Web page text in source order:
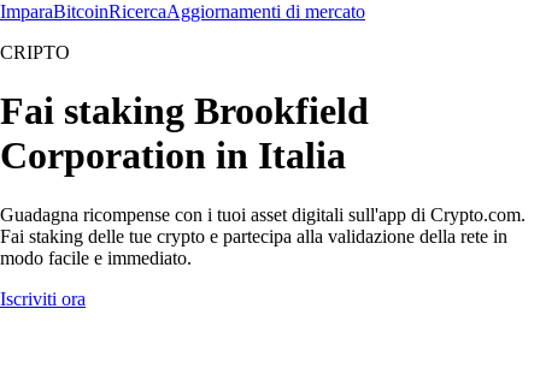
ImparaBitcoinRicercaAggiornamenti di mercato
CRIPTO
Fai staking Brookfield
Corporation in Italia
Guadagna ricompense con i tuoi asset digitali sull'app di Crypto.com.
Fai staking delle tue crypto e partecipa alla validazione della rete in
modo facile e immediato.
Iscriviti ora